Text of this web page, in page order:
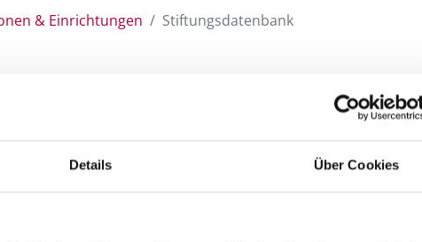
Details Über Cookies
& Einrichtungen Stiftungsdatenbank
nach Themen, Kategorien, Suchbegriffen und Orten.
beachten.
können durch die Wahl von Bereichen oder Kategorien